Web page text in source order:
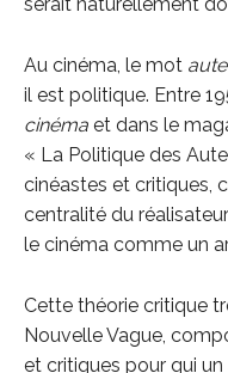
Au cinéma, le mot
il est politique. Entre
cinéma et dans le
« La Politique des
cinéastes et critiques,
centralité du
le cinéma comme un
Cette théorie critique
Nouvelle Vague,
et critiques pour qui